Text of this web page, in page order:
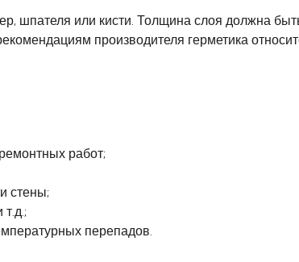
шпателя или кисти. Толщина слоя должна
производителя герметика
работ;
стены;
перепадов.